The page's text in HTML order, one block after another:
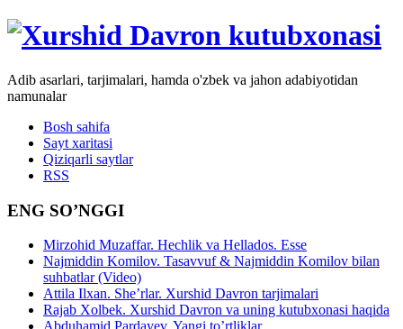
Adib asarlari, tarjimalari, hamda o'zbek va jahon adabiyotidan
namunalar
Bosh sahifa
Sayt xaritasi
Qiziqarli saytlar
RSS
ENG SO’NGGI
Mirzohid Muzaffar. Hechlik va Hellados. Esse
Najmiddin Komilov. Tasavvuf & Najmiddin Komilov bilan
suhbatlar (Video)
Attila Ilxan. She’rlar. Xurshid Davron tarjimalari
Rajab Xolbek. Xurshid Davron va uning kutubxonasi haqida